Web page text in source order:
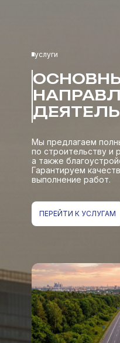
Мы предлагаем
по строительству и
а также
Гарантируем
выполнение работ.
услуги
ПЕРЕЙТИ К УСЛУГАМ